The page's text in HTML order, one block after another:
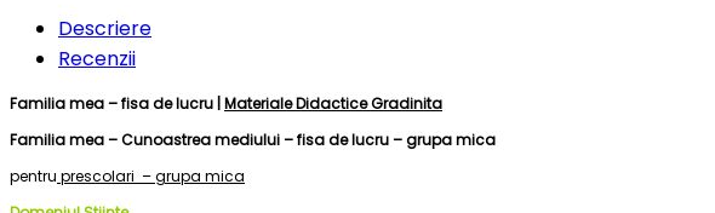
Descriere
Recenzii
Familia mea – fisa de lucru | Materiale Didactice Gradinita
Familia mea – Cunoastrea mediului – fisa de lucru – grupa mica
pentru prescolari – grupa mica